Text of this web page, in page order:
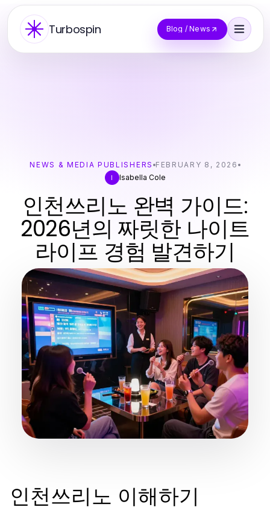
Turbospin Blog / News
NEWS & MEDIA PUBLISHERS FEBRUARY 8, 2026
I
Isabella Cole
인천쓰리노 완벽 가이드:
2026년의 짜릿한 나이트
라이프 경험 발견하기
인천쓰리노 이해하기